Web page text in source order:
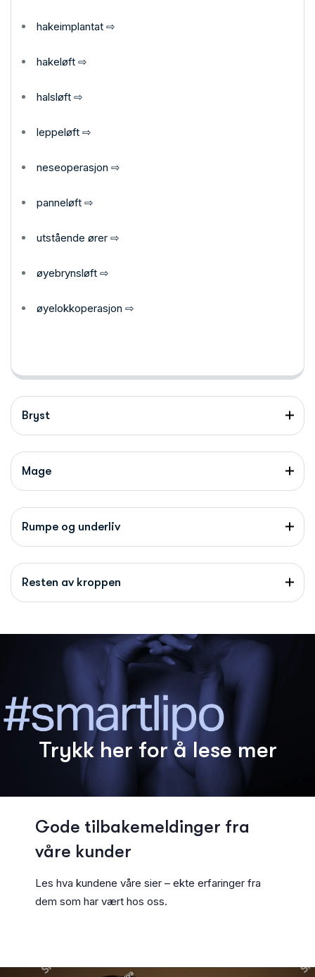
hakeimplantat ⇨
hakeløft ⇨
halsløft ⇨
leppeløft ⇨
neseoperasjon ⇨
panneløft ⇨
utstående ører ⇨
øyebrynsløft ⇨
øyelokkoperasjon ⇨
Bryst
Mage
Rumpe og underliv
Resten av kroppen
Trykk her for å lese mer
Gode tilbakemeldinger fra
våre kunder
Les hva kundene våre sier – ekte erfaringer fra
dem som har vært hos oss.